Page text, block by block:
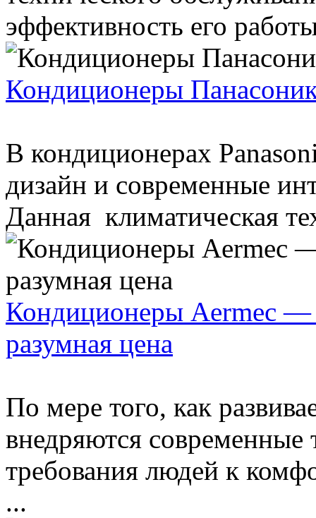
эффективность его
Кондиционеры
В кондиционерах
дизайн и современные
Данная климатическая
Кондиционеры Aermec —
разумная цена
По мере того, как
внедряются современные
требования людей к
...